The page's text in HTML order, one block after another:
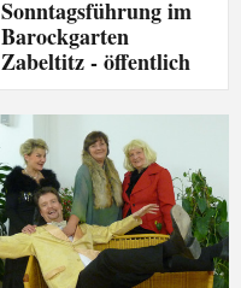
Sonntagsführung im
Barockgarten
Zabeltitz - öffentlich